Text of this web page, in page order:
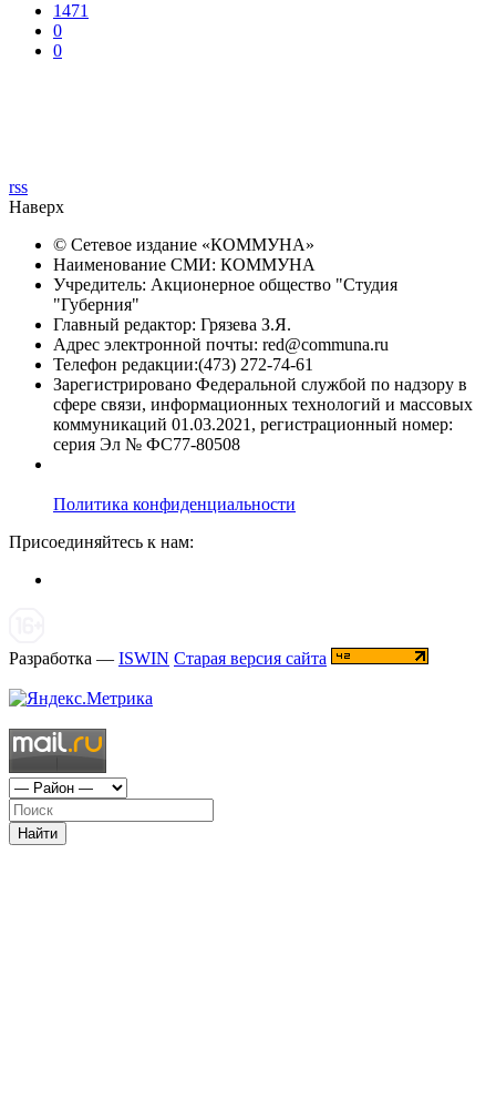
1471
0
0
rss
Наверх
© Сетевое издание «КОММУНА»
Наименование СМИ: КОММУНА
Учредитель: Акционерное общество "Студия
"Губерния"
Главный редактор: Грязева З.Я.
Адрес электронной почты: red@communa.ru
Телефон редакции:(473) 272-74-61
Зарегистрировано Федеральной службой по надзору в
сфере связи, информационных технологий и массовых
коммуникаций 01.03.2021, регистрационный номер:
серия Эл № ФС77-80508
Политика конфиденциальности
Присоединяйтесь к нам:
Разработка — ISWIN Старая версия сайта
Найти